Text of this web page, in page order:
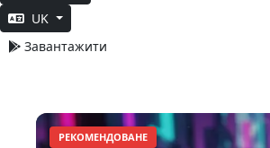
UK
Завантажити
РЕКОМЕНДОВАНЕ